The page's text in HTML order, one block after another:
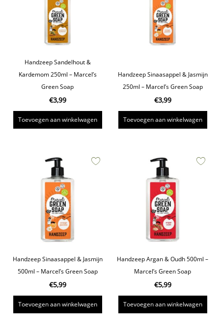
Handzeep Sandelhout &
Kardemom 250ml – Marcel’s
Green Soap
€3,99
Toevoegen aan winkelwagen
Handzeep Sinaasappel & Jasmijn
250ml – Marcel’s Green Soap
€3,99
Toevoegen aan winkelwagen
Handzeep Sinaasappel & Jasmijn
500ml – Marcel’s Green Soap
€5,99
Toevoegen aan winkelwagen
Handzeep Argan & Oudh 500ml –
Marcel’s Green Soap
€5,99
Toevoegen aan winkelwagen